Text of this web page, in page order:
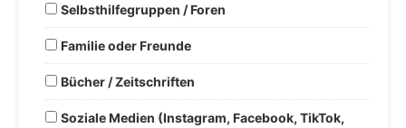
Selbsthilfegruppen / Foren
Familie oder Freunde
Bücher / Zeitschriften
Soziale Medien (Instagram, Facebook, TikTok,